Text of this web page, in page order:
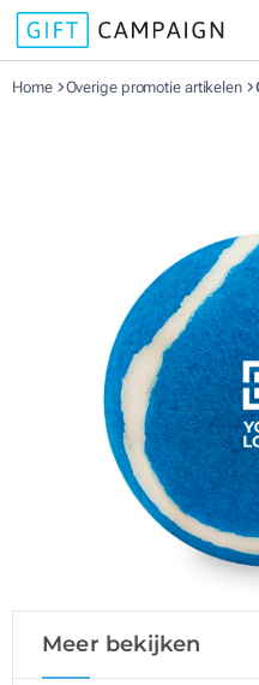
Home Overige promotie artikelen
Meer bekijken